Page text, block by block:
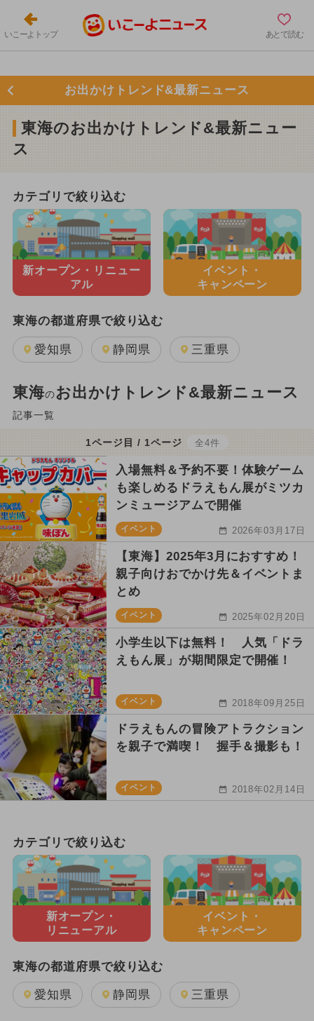
いこーよトップ あとで読む
お出かけトレンド&最新ニュース
東海のお出かけトレンド&最新ニュー
ス
カテゴリで絞り込む
新オープン・ リニュー
アル
イベント・
キャンペーン
東海の都道府県で絞り込む
愛知県 静岡県 三重県
東海のお出かけトレンド&最新ニュース
記事一覧
1ページ目 / 1ページ 全4件
入場無料＆予約不要！体験ゲーム
も楽しめるドラえもん展がミツカ
ンミュージアムで開催
イベント 2026年03月17日
【東海】2025年3月におすすめ！
親子向けおでかけ先＆イベントま
とめ
イベント 2025年02月20日
小学生以下は無料！ 人気「ドラ
えもん展」が期間限定で開催！
イベント 2018年09月25日
ドラえもんの冒険アトラクション
を親子で満喫！ 握手＆撮影も！
イベント 2018年02月14日
カテゴリで絞り込む
新オープン・
リニューアル
イベント・
キャンペーン
東海の都道府県で絞り込む
愛知県 静岡県 三重県